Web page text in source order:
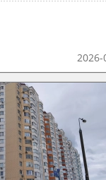
2026-